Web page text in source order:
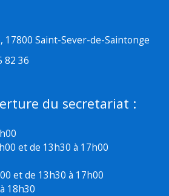
17800 Saint-Sever-de-Saintonge
82 36
du secretariat :
et de 13h30 à 17h00
et de 13h30 à 17h00
18h30